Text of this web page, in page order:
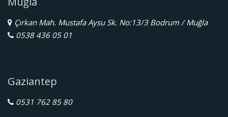
Çırkan Mah. Mustafa Aysu Sk. No:13/3 Bodrum / Muğla
0538 436 05 01
Gaziantep
0531 762 85 80